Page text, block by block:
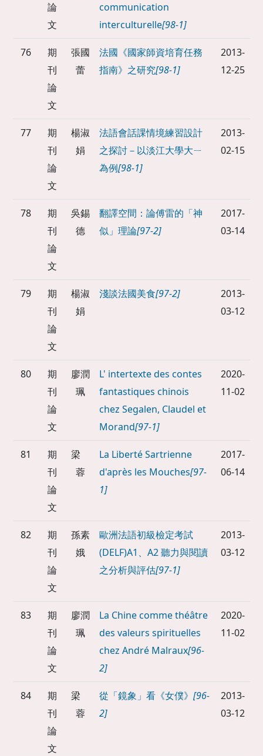
論
文
communication
interculturelle[98-1]
76
期
刊
論
文
張國
蕾
法國《國家師資培育任務
指南》之研究[98-1]
2013-
12-25
77
期
刊
論
文
楊淑
娟
法語會話課情境練習設計
之探討－以淡江大學大ㄧ
為例[98-1]
2013-
02-15
78
期
刊
論
文
吳錫
德
翻譯空間：論傅雷的「神
似」理論[97-2]
2017-
03-14
79
期
刊
論
文
楊淑
娟
淺談法國美食[97-2]
2013-
03-12
80
期
刊
論
文
廖潤
珮
L' intertexte des contes
fantastiques chinois
chez Segalen, Claudel et
Morand[97-1]
2020-
11-02
81
期
刊
論
文
梁
蓉
La Liberté Sartrienne
d'après les Mouches[97-
1]
2017-
06-14
82
期
刊
論
文
孫素
娥
歐洲法語初級檢定考試
(DELF)A1、A2 聽力與閱讀
之分析與評估[97-1]
2013-
03-12
83
期
刊
論
文
廖潤
珮
La Chine comme théâtre
des valeurs spirituelles
chez André Malraux[96-
2]
2020-
11-02
84
期
刊
論
文
梁
蓉
從「鏡象」看《女僕》 [96-
2]
2013-
03-12